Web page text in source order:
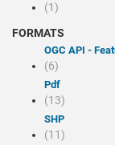
(1)
FORMATS
OGC API -
(6)
Pdf
(13)
SHP
(11)